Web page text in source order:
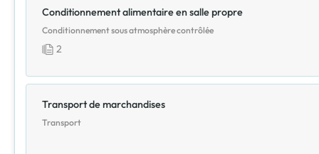
Conditionnement alimentaire en salle propre
Conditionnement sous atmosphère contrôlée
2
Transport de marchandises
Transport